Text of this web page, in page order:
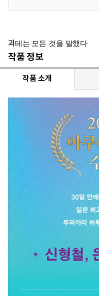
괴테는 모든 것을 말했다
작품 정보
작품 소개